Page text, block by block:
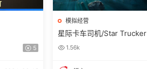
5
模拟经营
星际卡车司机/Star Trucker
1.56k